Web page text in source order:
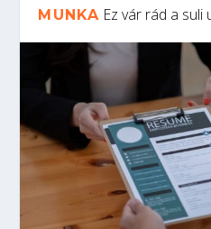
MUNKA Ez vár rád a suli